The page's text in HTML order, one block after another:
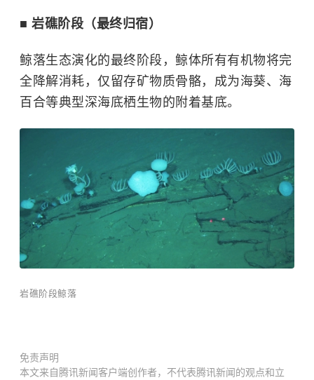
■ 岩礁阶段（最终归宿）
鲸落生态演化的最终阶段，鲸体所有有机物将完
全降解消耗，仅留存矿物质骨骼，成为海葵、海
百合等典型深海底栖生物的附着基底。
岩礁阶段鲸落
免责声明
本文来自腾讯新闻客户端创作者，不代表腾讯新闻的观点和立